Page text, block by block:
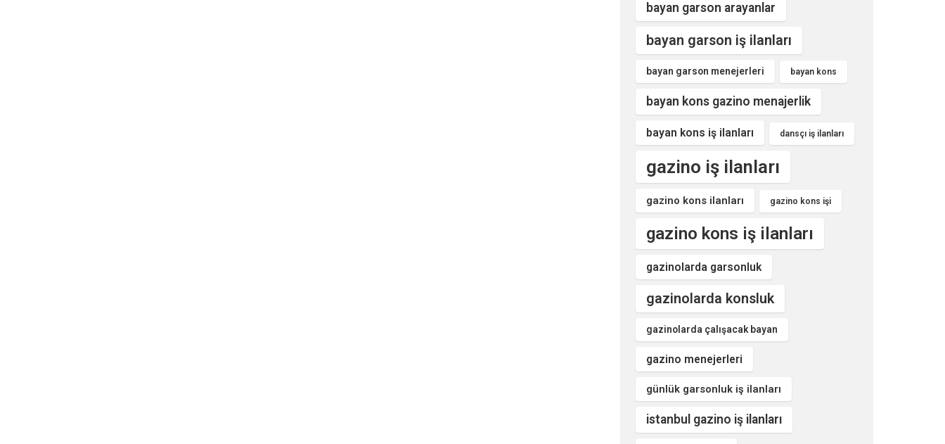
bayan garson arayanlar
bayan garson iş ilanları
bayan garson menejerleri bayan kons
bayan kons gazino menajerlik
bayan kons iş ilanları dansçı iş ilanları
gazino iş ilanları
gazino kons ilanları gazino kons işi
gazino kons iş ilanları
gazinolarda garsonluk
gazinolarda konsluk
gazinolarda çalışacak bayan
gazino menejerleri
günlük garsonluk iş ilanları
istanbul gazino iş ilanları